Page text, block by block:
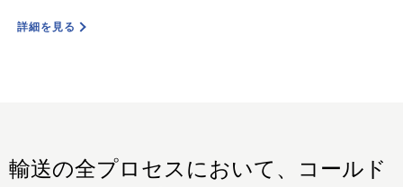
詳細を見る
輸送の全プロセスにおいて、コールド